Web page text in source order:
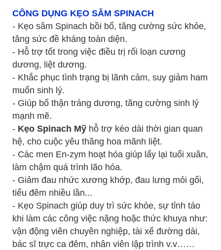
CÔNG DỤNG KẸO SÂM SPINACH
- Kẹo sâm Spinach bồi bổ, tăng cường sức khỏe,
tăng sức đề kháng toàn diện.
- Hỗ trợ tốt trong việc điều trị rối loạn cương
dương, liệt dương.
- Khắc phục tình trạng bị lãnh cảm, suy giảm ham
muốn sinh lý.
- Giúp bổ thận tráng dương, tăng cường sinh lý
mạnh mẽ.
- Kẹo Spinach Mỹ hỗ trợ kéo dài thời gian quan
hệ, cho cuộc yêu thăng hoa mãnh liệt.
- Các men En-zym hoạt hóa giúp lấy lại tuổi xuân,
làm chậm quá trình lão hóa.
- Giảm đau nhức xương khớp, đau lưng mỏi gối,
tiểu đêm nhiều lần...
- Kẹo Spinach giúp duy trì sức khỏe, sự tỉnh táo
khi làm các công việc nặng hoặc thức khuya như:
vận động viên chuyên nghiệp, tài xế đường dài,
bác sĩ trực ca đêm, nhân viên lập trình v.v……